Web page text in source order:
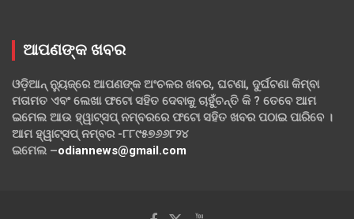
ଆପଣଙ୍କ ଖବର
ଓଡ଼ିଆନ୍ ନ୍ୟୁଜ୍‌ରେ ଆପଣଙ୍କ ଅଂଚଳର ଖବର, ଘଟଣା, ଦୁର୍ଘଟଣା କିମ୍ବା
ମତାମତ ଏବଂ ଲେଖା ଫଟୋ ସହିତ ଦେବାକୁ ଚାହୁଁଚନ୍ତି କି ? ତେବେ ଆମ
ଇମେଲ ଆଉ ହ୍ୱାଟ୍‌ସପ୍ ନମ୍ବରରେ ଫଟୋ ସହିତ ଖବର ପଠାଇ ପାରିବେ ।
ଆମ ହ୍ୱାଟ୍‌ସପ୍ ନମ୍ବର -୮୮୯୫୭୬୬୮୨୪
ଇମେଲ –odiannews@gmail.com